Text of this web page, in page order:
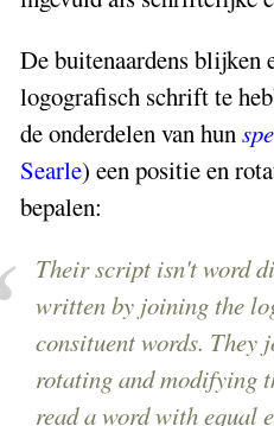
De buitenaardens blijken
logografisch schrift te
de onderdelen van hun
Searle) een positie en
bepalen:
Their script isn't word
written by joining the
consituent words. They
rotating and modifying
read a word with equal